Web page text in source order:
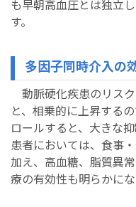
も早朝高血圧とは独立
す。
多因子同時介入の
動脈硬化疾患のリス
と、相乗的に上昇する
ロールすると、大きな
患者においては、食事
加え、高血糖、脂質異
療の有効性も明らかにな